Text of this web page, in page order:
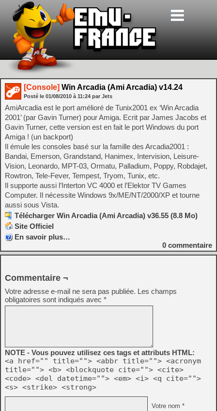
[Console] Win Arcadia (Ami Arcadia) v14.24
Posté le 01/08/2010 à 11:24 par Jets
AmiArcadia est le port amélioré de Tunix2001 ex ‘Win Arcadia
2001’ (par Gavin Turner) pour Amiga. Ecrit par James Jacobs et
Gavin Turner, cette version est en fait le port Windows du port
Amiga ! (un backport)
Il émule les consoles basé sur la famille des Arcadia2001 :
Bandai, Emerson, Grandstand, Hanimex, Intervision, Leisure-
Vision, Leonardo, MPT-03, Ormatu, Palladium, Poppy, Robdajet,
Rowtron, Tele-Fever, Tempest, Tryom, Tunix, etc.
Il supporte aussi l’Interton VC 4000 et l’Elektor TV Games
Computer. Il nécessite Windows 9x/ME/NT/2000/XP et tourne
aussi sous Vista.
Télécharger Win Arcadia (Ami Arcadia) v36.55 (8.8 Mo)
Site Officiel
En savoir plus…
0 commentaire
Commentaire ¬
Votre adresse e-mail ne sera pas publiée. Les champs
obligatoires sont indiqués avec *
NOTE - Vous pouvez utilisez ces tags et attributs HTML:
<a href="" title=""> <abbr title=""> <acronym
title=""> <b> <blockquote cite=""> <cite>
<code> <del datetime=""> <em> <i> <q cite="">
<s> <strike> <strong>
Votre nom *